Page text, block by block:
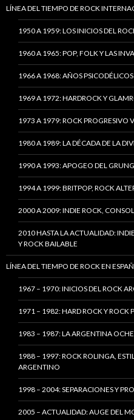
LÍNEA DEL TIEMPO DE ROCK
1950 A 1959: LOS INICIOS DEL
1960 A 1965: POP, FOLK Y LAS
1966 A 1968: AÑOS PSICODÉLICOS
1969 A 1972: HARDROCK Y
1973 A 1979: ROCK PROGRESIVO
1980 A 1989: LA DÉCADA DE LA
1990 A 1993: APOGEO DEL
1994 A 1999: BRITPOP, ROCK
2000 A 2009: INDIE ROCK,
2010 HASTA LA ACTUALIDAD:
Y ROCK BAILABLE
LÍNEA DEL TIEMPO DE ROCK EN
1967 – 1970: INICIOS DEL ROCK
1971 – 1982: HARD ROCK Y ROCK
1983 – 1987: LA ARGENTINA
1988 – 1997: ROCK ROLINGA,
ARGENTINO
1998 – 2004: SEPARACIONES Y
2005 – ACTUALIDAD: AUGE DEL